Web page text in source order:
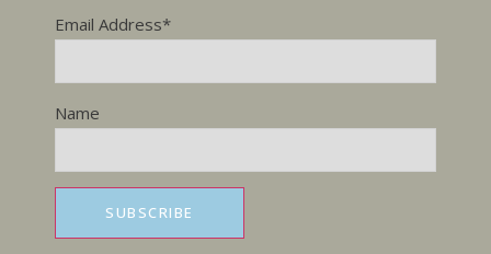
Email Address*
Name